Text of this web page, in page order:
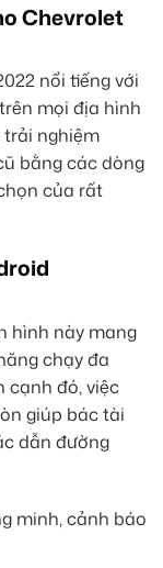
Chevrolet
nổi tiếng với
mọi địa hình
trải nghiệm
bằng các dòng
của rất
hình này mang
chạy đa
cạnh đó, việc
giúp bác tài
dẫn đường
minh, cảnh báo